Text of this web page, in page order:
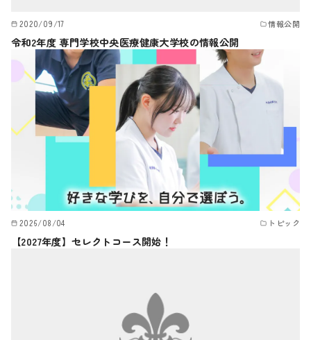
2020/09/17 情報公開
令和2年度 専門学校中央医療健康大学校の情報公開
2026/08/04 トピック
【2027年度】セレクトコース開始！